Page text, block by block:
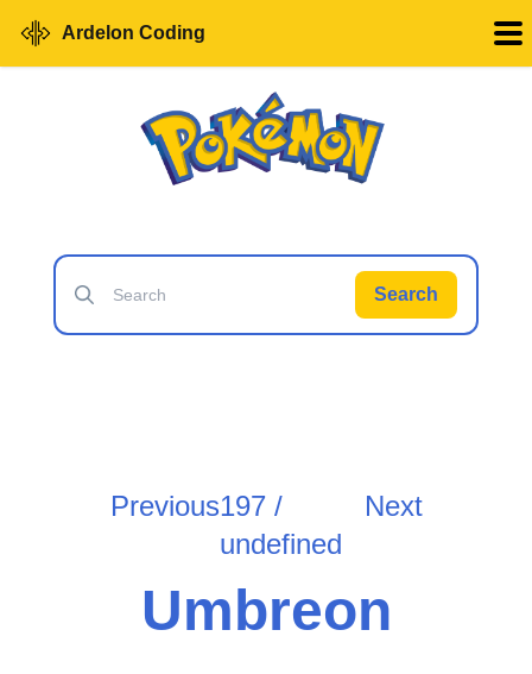
Ardelon Coding
Search
Previous197 /
undefined
Next
Umbreon